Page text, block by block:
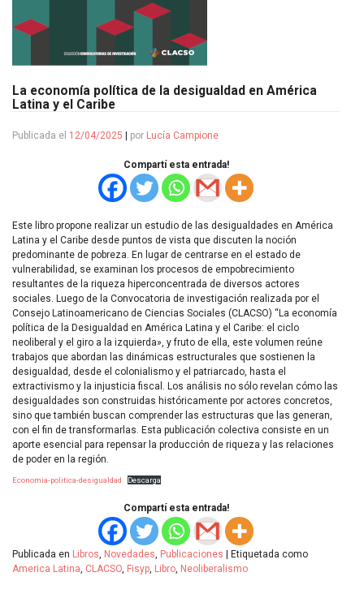
La economía política de la desigualdad en América
Latina y el Caribe
Publicada el 12/04/2025 por Lucía Campione
Compartí esta entrada!
Este libro propone realizar un estudio de las desigualdades en América
Latina y el Caribe desde puntos de vista que discuten la noción
predominante de pobreza. En lugar de centrarse en el estado de
vulnerabilidad, se examinan los procesos de empobrecimiento
resultantes de la riqueza hiperconcentrada de diversos actores
sociales. Luego de la Convocatoria de investigación realizada por el
Consejo Latinoamericano de Ciencias Sociales (CLACSO) “La economía
política de la Desigualdad en América Latina y el Caribe: el ciclo
neoliberal y el giro a la izquierda», y fruto de ella, este volumen reúne
trabajos que abordan las dinámicas estructurales que sostienen la
desigualdad, desde el colonialismo y el patriarcado, hasta el
extractivismo y la injusticia fiscal. Los análisis no sólo revelan cómo las
desigualdades son construidas históricamente por actores concretos,
sino que también buscan comprender las estructuras que las generan,
con el fin de transformarlas. Esta publicación colectiva consiste en un
aporte esencial para repensar la producción de riqueza y las relaciones
de poder en la región.
Economia-politica-desigualdad Descarga
Compartí esta entrada!
Publicada en Libros, Novedades, Publicaciones
Etiquetada como
America Latina, CLACSO, Fisyp, Libro, Neoliberalismo